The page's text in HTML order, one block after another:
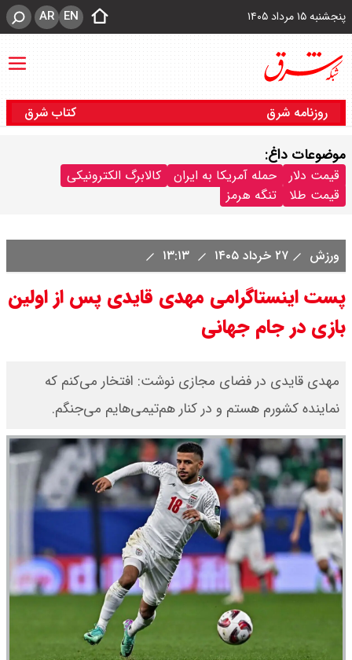
پنجشنبه ۱۵ مرداد ۱۴۰۵ EN
AR
روزنامه شرق کتاب شرق
موضوعات داغ:
قیمت دلار حمله آمریکا به ایران
کالابرگ الکترونیکی
قیمت طلا
تنگه هرمز
ورزش ۲۷ خرداد ۱۴۰۵
پست اینستاگرامی مهدی قایدی پس از اولین
بازی در جام جهانی
مهدی قایدی در فضای مجازی نوشت: افتخار می‌کنم که
نماینده کشورم هستم و در کنار هم‌تیمی‌هایم می‌جنگم.